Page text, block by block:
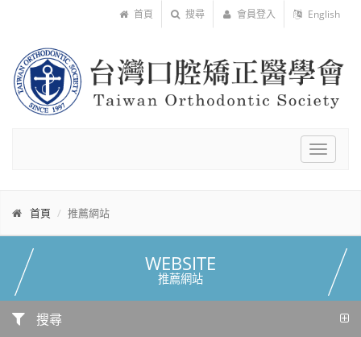
首頁 搜尋 會員登入 English
Toggle
首頁 推薦網站
WEBSITE
推薦網站
搜尋